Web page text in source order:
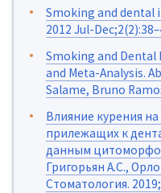
Smoking and dental
2012 Jul-
Smoking and Dental
and Meta-Analysis.
Salame, Bruno
Влияние курения
прилежащих к
данным
Григорьян А.С.,
Стоматология.